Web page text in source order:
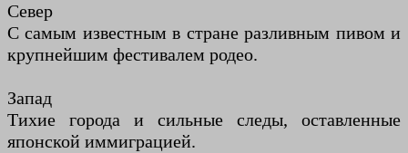
Север
С самым известным в стране разливным пивом и
крупнейшим фестивалем родео.
Запад
Тихие города и сильные следы, оставленные
японской иммиграцией.